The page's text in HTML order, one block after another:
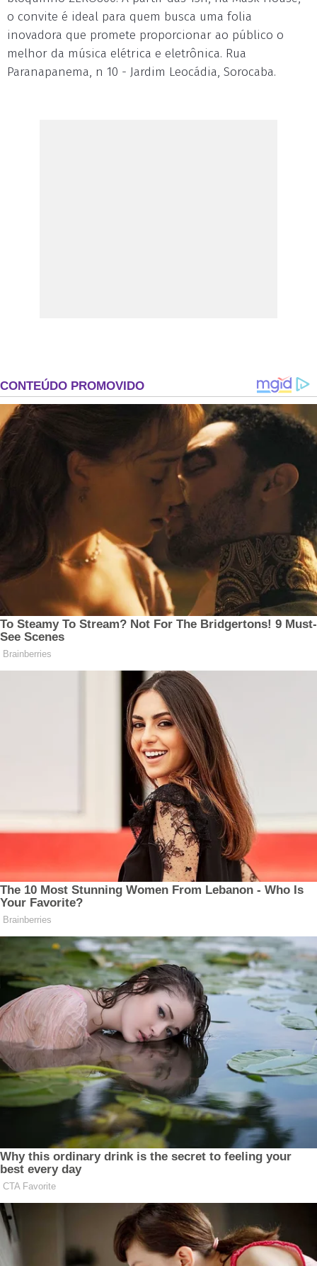
o convite é ideal para quem busca uma folia
inovadora que promete proporcionar ao público o
melhor da música elétrica e eletrônica. Rua
Paranapanema, n 10 - Jardim Leocádia, Sorocaba.